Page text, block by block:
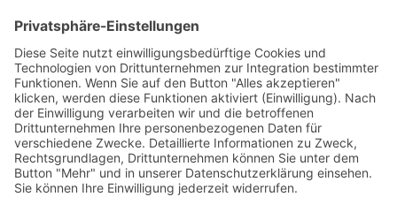
VAUBAN BAUGRUPPE BROMBERG
Das dritte und gleichzeitig durch das Grundstück
schwierigste Projekt entlang der Astrid-Lindgren-Straße.
Zur unmittelbaren Nähe der Bahnlinie kamen die von
Seiten der Stadt und den örtlichen Versorgern
vorgegebenen Leitungs- und Wegerechte.